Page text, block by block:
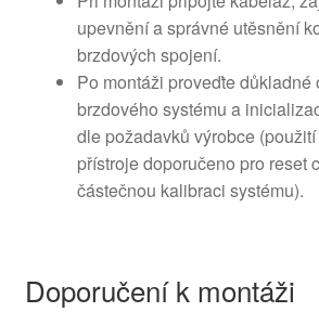
upevnění a správné utěsnění
brzdových spojení.
Po montáži proveďte důkladné
brzdového systému a
dle požadavků výrobce
přístroje doporučeno pro reset
částečnou kalibraci systému).
Doporučení k montáži